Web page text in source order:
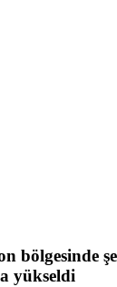
bölgesinde
yükseldi